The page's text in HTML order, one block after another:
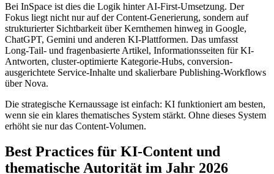
Bei InSpace ist dies die Logik hinter AI‑First‑Umsetzung. Der
Fokus liegt nicht nur auf der Content-Generierung, sondern auf
strukturierter Sichtbarkeit über Kernthemen hinweg in Google,
ChatGPT, Gemini und anderen KI-Plattformen. Das umfasst
Long‑Tail- und fragenbasierte Artikel, Informationsseiten für KI-
Antworten, cluster-optimierte Kategorie-Hubs, conversion-
ausgerichtete Service-Inhalte und skalierbare Publishing-Workflows
über Nova.
Die strategische Kernaussage ist einfach: KI funktioniert am besten,
wenn sie ein klares thematisches System stärkt. Ohne dieses System
erhöht sie nur das Content-Volumen.
Best Practices für KI-Content und
thematische Autorität im Jahr 2026